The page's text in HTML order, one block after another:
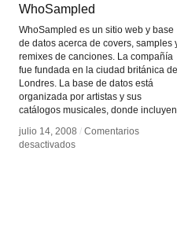
WhoSampled
WhoSampled es un sitio web y base
de datos acerca de covers, samples
remixes de canciones. La compañía
fue fundada en la ciudad británica de
Londres. La base de datos está
organizada por artistas y sus
catálogos musicales, donde incluyen
julio 14, 2008 / Comentarios
desactivadosen
WhoSampled
julio 14, 2008 / Comentarios
desactivadosen